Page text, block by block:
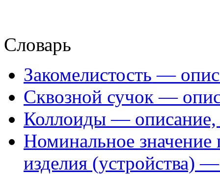
Словарь
Закомелистость —
Сквозной сучок —
Коллоиды — описание,
Номинальное значение
изделия (устройства)